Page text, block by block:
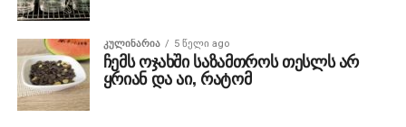
ᲙᲣᲚᲘᲜᲐᲠᲘᲐ 5 წელი ago
ჩემს ოჯახში საზამთროს თესლს არ
ყრიან და აი, რატომ